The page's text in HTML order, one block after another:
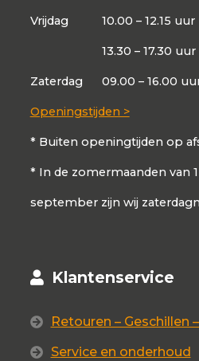
Vrijdag 10.00 – 12.15 uur
13.30 – 17.30 uur
Zaterdag 09.00 – 16.00
Openingstijden >
* Buiten openingtijden op
* In de zomermaanden van
september zijn wij
Klantenservice
Retouren – Geschillen
Service en onderhoud